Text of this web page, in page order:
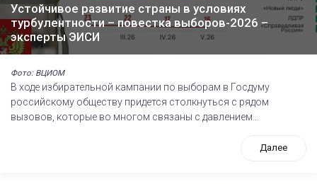
Устойчивое развитие страны в условиях
турбулентности – повестка выборов-2026 –
эксперты ЭИСИ
Фото: ВЦИОМ
В ходе избирательной кампании по выборам в Госдуму
российскому обществу придется столкнуться с рядом
вызовов, которые во многом связаны с давлением...
Далее